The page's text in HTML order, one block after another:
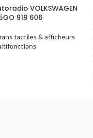
VOLKSWAGEN
919 606
tactiles & afficheurs